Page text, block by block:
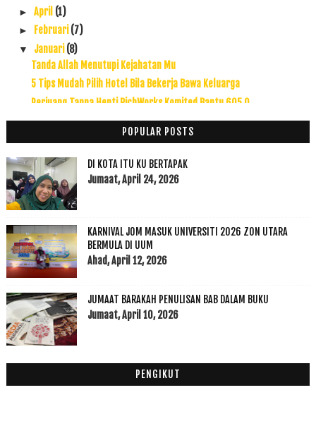
► April (1)
► Februari(7)
▼ Januari(8)
Tanda Allah Menutupi Kejahatan Mu
5 Tips Mudah Pilih Hotel Bila Bekerja Bawa Keluarga
Perjuang Tanpa Henti RichWorks Komited Bantu 605,0...
Today Booster Luaskan Kuasa Mu
Impian Kecil Awal Tahun Baru 2022
Weekend Day Hepi ke Uols? I am Happy Dengan Kekasi...
Recap Kejayaan 2021
►2021(45)
►2020(49)
►2019(118)
►2018(195)
►2017(199)
►2016(174)
►2015(199)
POPULAR POSTS
DI KOTA ITU KU BERTAPAK
Jumaat, April 24, 2026
KARNIVAL JOM MASUK UNIVERSITI 2026 ZON UTARA
BERMULA DI UUM
Ahad, April 12, 2026
JUMAAT BARAKAH PENULISAN BAB DALAM BUKU
Jumaat, April 10, 2026
PENGIKUT